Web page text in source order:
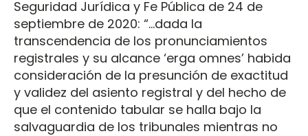
Seguridad Jurídica y Fe Pública de 24 de
septiembre de 2020: “...dada la
transcendencia de los pronunciamientos
registrales y su alcance ‘erga omnes’ habida
consideración de la presunción de exactitud
y validez del asiento registral y del hecho de
que el contenido tabular se halla bajo la
salvaguardia de los tribunales mientras no